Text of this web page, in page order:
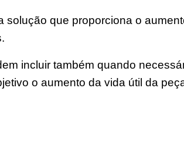
que proporciona o
incluir também quando
o aumento da vida útil da